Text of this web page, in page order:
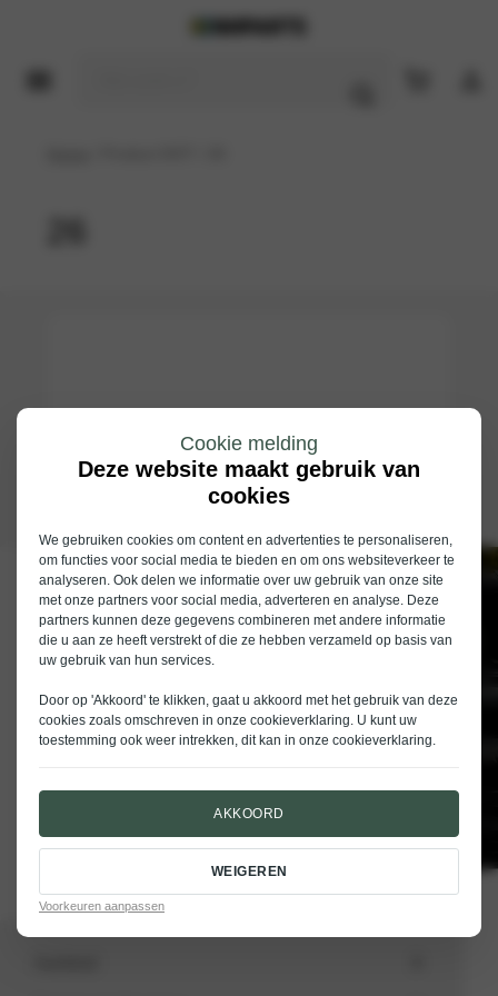
Cookie melding
Deze website maakt gebruik van
cookies
We gebruiken cookies om content en advertenties te personaliseren,
om functies voor social media te bieden en om ons websiteverkeer te
analyseren. Ook delen we informatie over uw gebruik van onze site
met onze partners voor social media, adverteren en analyse. Deze
partners kunnen deze gegevens combineren met andere informatie
die u aan ze heeft verstrekt of die ze hebben verzameld op basis van
uw gebruik van hun services.
Door op 'Akkoord' te klikken, gaat u akkoord met het gebruik van deze
cookies zoals omschreven in onze cookieverklaring. U kunt uw
toestemming ook weer intrekken, dit kan in onze cookieverklaring.
AKKOORD
WEIGEREN
Voorkeuren aanpassen
Schrijf je in voor de nieuwsbrief van
Nieuwenhuijse
E-mailadres
VERSTUREN